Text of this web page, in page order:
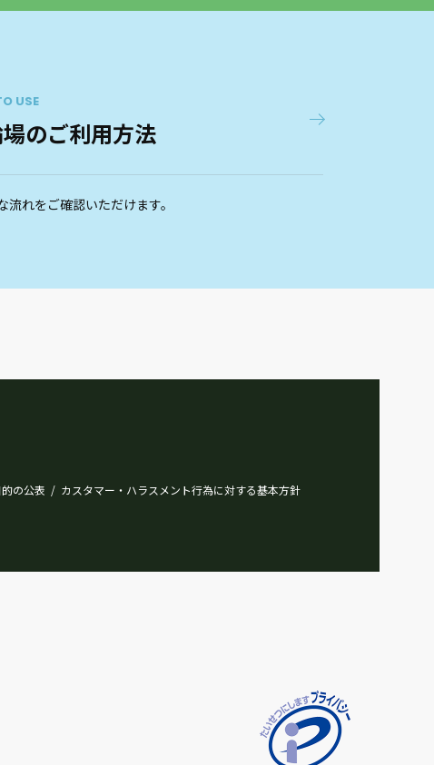
USE
のご利用方法
れをご確認いただけます。
の公表 / カスタマー・ハラスメント行為に対する基本方針